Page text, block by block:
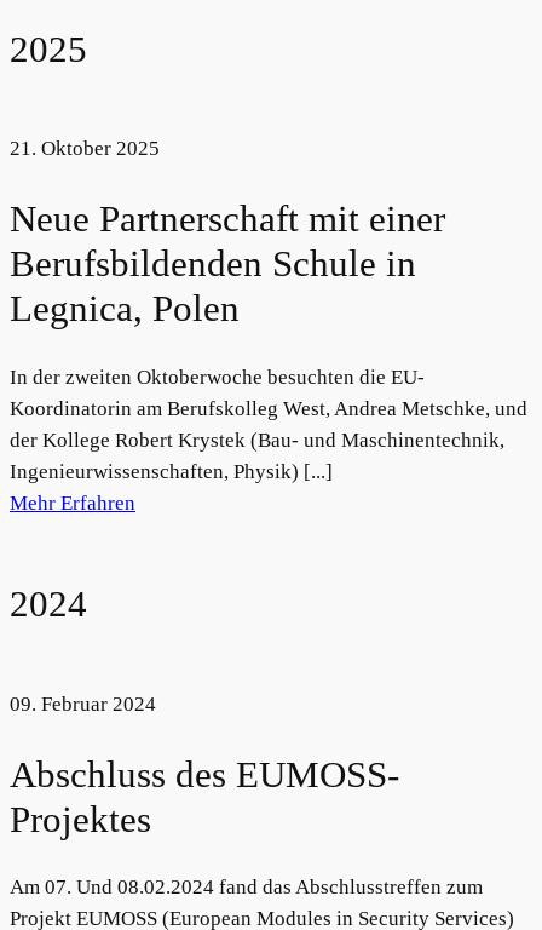
2025
21. Oktober 2025
Neue Partnerschaft mit einer
Berufsbildenden Schule in
Legnica, Polen
In der zweiten Oktoberwoche besuchten die EU-
Koordinatorin am Berufskolleg West, Andrea Metschke, und
der Kollege Robert Krystek (Bau- und Maschinentechnik,
Ingenieurwissenschaften, Physik) [...]
Mehr Erfahren
2024
09. Februar 2024
Abschluss des EUMOSS-
Projektes
Am 07. Und 08.02.2024 fand das Abschlusstreffen zum
Projekt EUMOSS (European Modules in Security Services)